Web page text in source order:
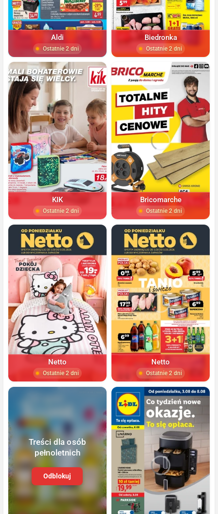
Aldi
Ostatnie 2 dni
Biedronka
Ostatnie 2 dni
KIK
Ostatnie 2 dni
Bricomarche
Ostatnie 2 dni
Netto
Ostatnie 2 dni
Netto
Ostatnie 2 dni
Treści dla osób
pełnoletnich
Odblokuj